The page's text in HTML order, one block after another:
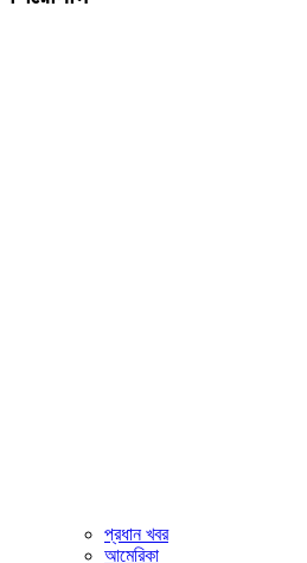
প্রধান খবর
আমেরিকা